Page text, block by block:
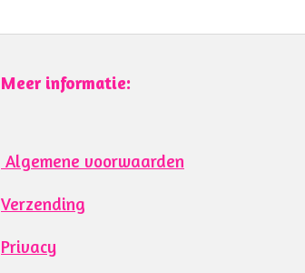
Meer informatie:
Algemene voorwaarden
Verzending
Privacy